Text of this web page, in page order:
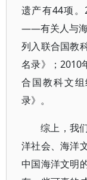
遗产有44项。
——有关人与海
列入联合国教
名录》；2010
合国教科文
录》。
综上，我
洋社会、海洋
中国海洋文明